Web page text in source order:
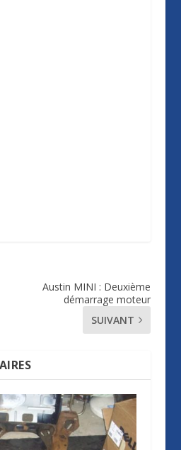
Austin MINI : Deuxième
démarrage moteur
SUIVANT